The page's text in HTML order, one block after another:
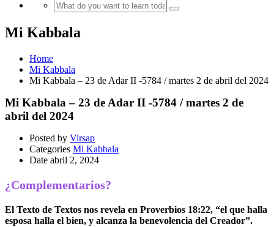
Mi Kabbala
Home
Mi Kabbala
Mi Kabbala – 23 de Adar II -5784 / martes 2 de abril del 2024
Mi Kabbala – 23 de Adar II -5784 / martes 2 de
abril del 2024
Posted by Virsap
Categories Mi Kabbala
Date abril 2, 2024
¿Complementarios?
El Texto de Textos nos revela en Proverbios 18:22, “el que halla
esposa halla el bien, y alcanza la benevolencia del Creador”.